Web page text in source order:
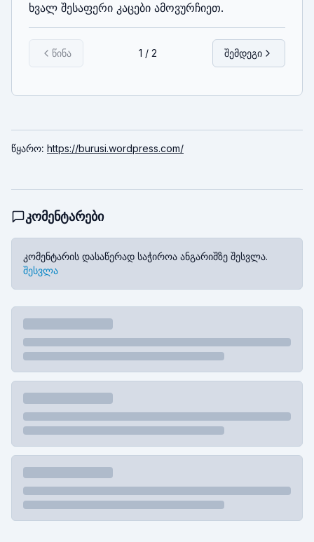
ხვალ შესაფერი კაცები ამოვურჩიეთ.
წინა 1 / 2 შემდეგი
წყარო: https://burusi.wordpress.com/
კომენტარები
კომენტარის დასაწერად საჭიროა ანგარიშზე შესვლა.
შესვლა